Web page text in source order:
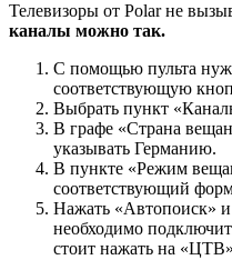
Телевизоры от Polar не
каналы можно так.
С помощью пульта
соответствующую
Выбрать пункт
В графе «Страна
указывать Германию.
В пункте «Режим
соответствующий
Нажать «Автопоиск»
необходимо
стоит нажать на